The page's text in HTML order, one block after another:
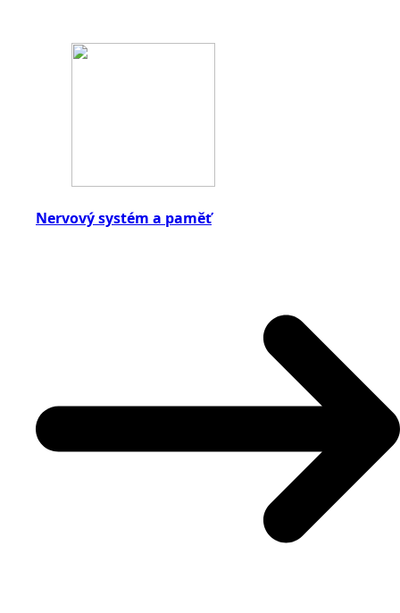
Nervový systém a paměť